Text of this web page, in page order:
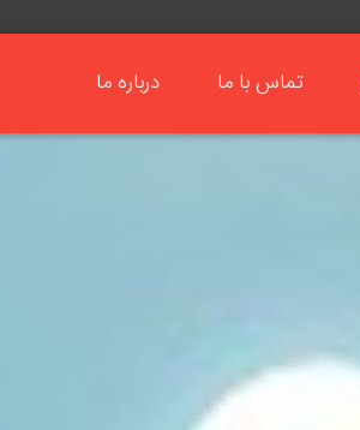
تماس با ما درباره ما